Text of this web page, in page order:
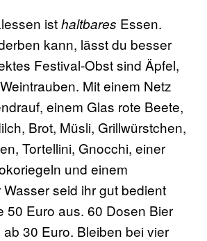
isthaltbares Essen.
kann, lässt du besser
Festival-Obst sind Äpfel,
Mit einem Netz
einem Glas rote Beete,
Brot, Müsli, Grillwürstchen,
Tortellini, Gnocchi, einer
und einem
seid ihr gut bedient
50 Euro aus. 60 Dosen Bier
30 Euro. Bleiben bei vier